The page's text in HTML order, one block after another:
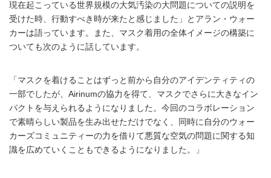
現在起こっている世界規模の大気汚染の大問題についての説明を
受けた時、行動すべき時が来たと感じました」とアラン・ウォー
カーは語っています。また、マスク着用の全体イメージの構築に
ついても次のように話しています。
「マスクを着けることはずっと前から自分のアイデンティティの
一部でしたが、Airinumの協力を得て、マスクでさらに大きなイン
パクトを与えられるようになりました。今回のコラボレーション
で素晴らしい製品を生み出せただけでなく、同時に自分のウォー
カーズコミュニティーの力を借りて悪質な空気の問題に関する知
識を広めていくこともできるようになりました。」